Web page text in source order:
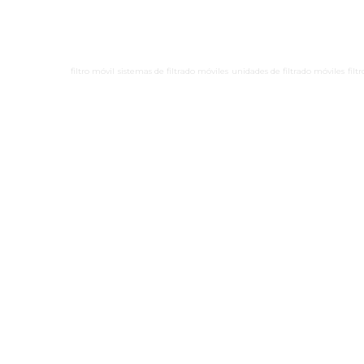
filtro móvil sistemas de filtrado móviles unidades de filtrado móviles